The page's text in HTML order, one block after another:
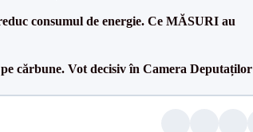
consumul de energie. Ce MĂSURI au
cărbune. Vot decisiv în Camera Deputaților